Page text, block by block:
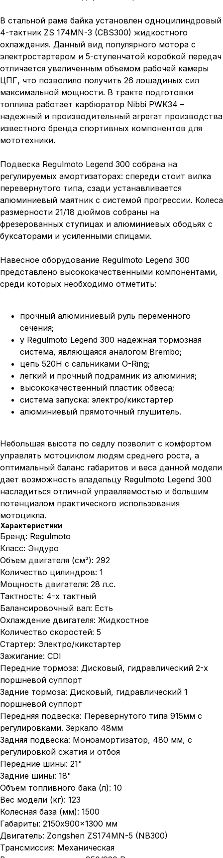
В стальной раме байка установлен одноцилиндровый
4-тактник ZS 174MN-3 (CBS300) жидкостного
охлаждения. Данный вид популярного мотора с
электростартером и 5-ступенчатой коробкой передач
отличается увеличенным объемом рабочей камеры
ЦПГ, что позволило получить 26 лошадиных сил
максимальной мощности. В тракте подготовки
топлива работает карбюратор Nibbi PWK34 –
надежный и производительный агрегат производства
известного бренда спортивных компонентов для
мототехники.
Подвеска Regulmoto Legend 300 собрана на
регулируемых амортизаторах: спереди стоит вилка
перевернутого типа, сзади устанавливается
алюминиевый маятник с системой прогрессии. Колеса
размерности 21/18 дюймов собраны на
фрезерованных ступицах и алюминиевых ободьях с
буксаторами и усиленными спицами.
Навесное оборудование Regulmoto Legend 300
представлено высококачественными компонентами,
среди которых необходимо отметить:
прочный алюминиевый руль переменного
сечения;
у Regulmoto Legend 300 надежная тормозная
система, являющаяся аналогом Brembo;
цепь 520Н с сальниками O-Ring;
легкий и прочный подрамник из алюминия;
высококачественный пластик обвеса;
система запуска: электро/кикстартер
алюминиевый прямоточный глушитель.
Небольшая высота по седлу позволит с комфортом
управлять мотоциклом людям среднего роста, а
оптимальный баланс габаритов и веса данной модели
дает возможность владельцу Regulmoto Legend 300
насладиться отличной управляемостью и большим
потенциалом практического использования
мотоцикла.
Характеристики
Бренд: Regulmoto
Класс: Эндуро
Объем двигателя (см³): 292
Количество цилиндров: 1
Мощность двигателя: 28 л.с.
Тактность: 4-х тактный
Балансировочный вал: Есть
Охлаждение двигателя: Жидкостное
Количество скоростей: 5
Стартер: Электро/кикстартер
Зажигание: CDI
Передние тормоза: Дисковый, гидравлический 2-х
поршневой суппорт
Задние тормоза: Дисковый, гидравлический 1
поршневой суппорт
Передняя подвеска: Перевернутого типа 915мм с
регулировками. Зеркало 48мм
Задняя подвеска: Моноамортизатор, 480 мм, с
регулировкой сжатия и отбоя
Передние шины: 21"
Задние шины: 18"
Объем топливного бака (л): 10
Вес модели (кг): 123
Колесная база (мм): 1500
Габариты: 2150x900x1300 мм
Двигатель: Zongshen ZS174MN-5 (NB300)
Трансмиссия: Механическая